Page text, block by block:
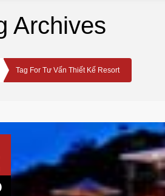
Archives
Tag For Tư Vấn Thiết Kế Resort